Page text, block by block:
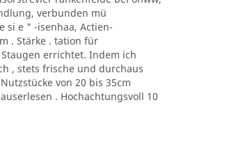
verbunden mü
si e " -isenhaa, Actien-
. Stärke . tation für
errichtet. Indem ich
, stets frische und durchaus
von 20 bis 35cm
. Hochachtungsvoll 10